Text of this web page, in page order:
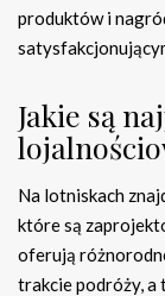
produktów i
Jakie są
Na lotniskach
które są
oferują
trakcie podróży, a